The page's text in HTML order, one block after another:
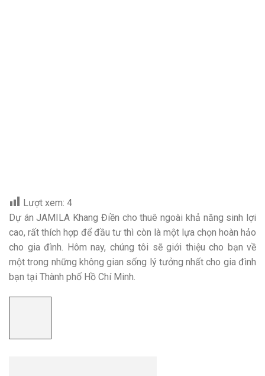
Lượt xem: 4
Dự án JAMILA Khang Điền cho thuê ngoài khả năng sinh lợi
cao, rất thích hợp để đầu tư thì còn là một lựa chọn hoàn hảo
cho gia đình. Hôm nay, chúng tôi sẽ giới thiệu cho bạn về
một trong những không gian sống lý tưởng nhất cho gia đình
bạn tại Thành phố Hồ Chí Minh.